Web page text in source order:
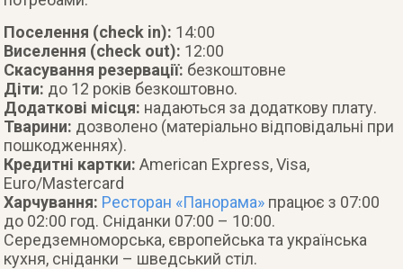
Поселення (check in): 14:00
Виселення (check out): 12:00
Скасування резервації: безкоштовне
Діти: до 12 років безкоштовно.
Додаткові місця: надаються за додаткову плату.
Тварини: дозволено (матеріально відповідальні при
пошкодженнях).
Кредитні картки:American Express, Visa,
Euro/Mastercard
Харчування: Ресторан «Панорама» працює з 07:00
до 02:00 год. Сніданки 07:00 – 10:00.
Середземноморська, європейська та українська
кухня, сніданки – шведський стіл.